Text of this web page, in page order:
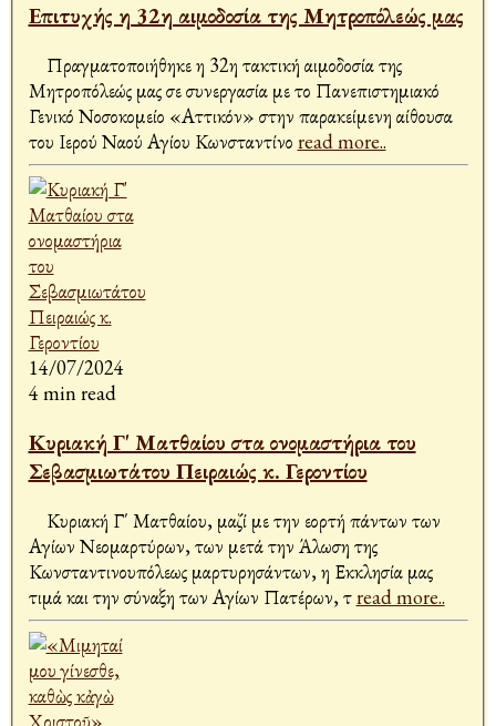
Επιτυχής η 32η αιμοδοσία της Μητροπόλεώς μας
Πραγματοποιήθηκε η 32η τακτική αιμοδοσία της
Μητροπόλεώς μας σε συνεργασία με το Πανεπιστημιακό
Γενικό Νοσοκομείο «Αττικόν» στην παρακείμενη αίθουσα
του Ιερού Ναού Αγίου Κωνσταντίνο read more..
14/07/2024
4 min read
Κυριακή Γ' Ματθαίου στα ονομαστήρια του
Σεβασμιωτάτου Πειραιώς κ. Γεροντίου
Κυριακή Γ΄ Ματθαίου, μαζί με την εορτή πάντων των
Αγίων Νεομαρτύρων, των μετά την Άλωση της
Κωνσταντινουπόλεως μαρτυρησάντων, η Εκκλησία μας
τιμά και την σύναξη των Αγίων Πατέρων, τread more..